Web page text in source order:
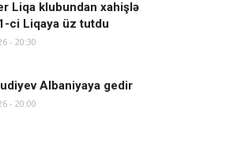
Liqa klubundan xahişlə
1-ci Liqaya üz tutdu
- 20:30
Albaniyaya gedir
- 20:00